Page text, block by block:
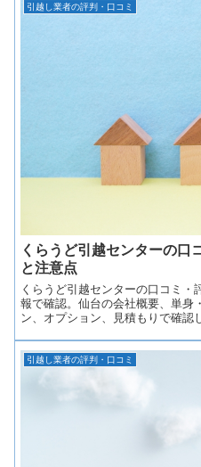
引越し業者の評判・口コミ
くらうど引越センターの口
と注意点
くらうど引越センターの口コミ
報で確認。仙台の会社概要、単身
ン、オプション、見積もりで確認
引越し業者の評判・口コミ